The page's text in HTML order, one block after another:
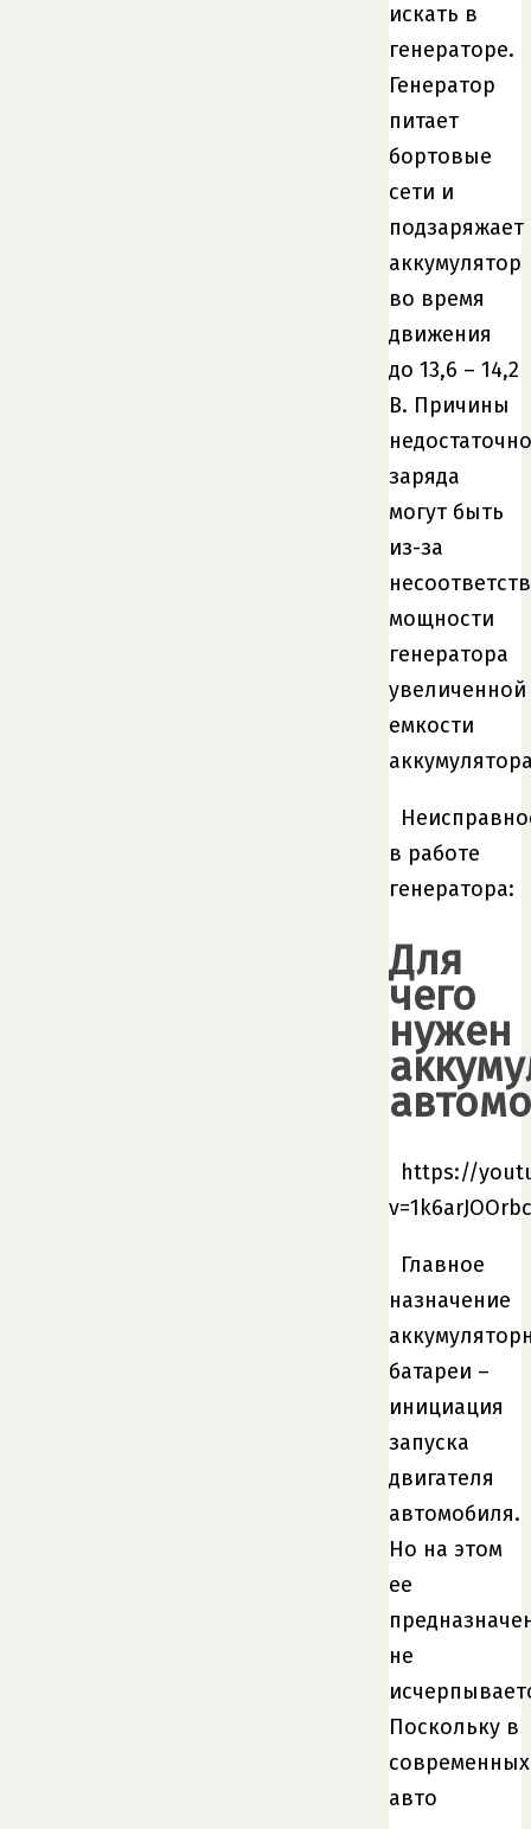
искать в
генераторе.
Генератор
питает
бортовые
сети и
подзаряжает
аккумулятор
во время
движения
до 13,6 – 14,2
В. Причины
заряда
могут быть
из-за
мощности
генератора
увеличенной
емкости
в работе
генератора:
Для
чего
нужен
https://
Главное
назначение
батареи –
инициация
запуска
двигателя
автомобиля.
Но на этом
ее
не
Поскольку в
современных
авто